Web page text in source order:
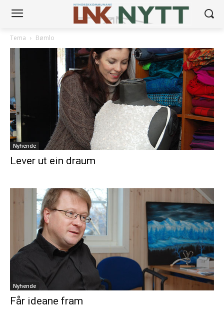
Tema Bømlo
Nyhende
Lever ut ein draum
Nyhende
Får ideane fram